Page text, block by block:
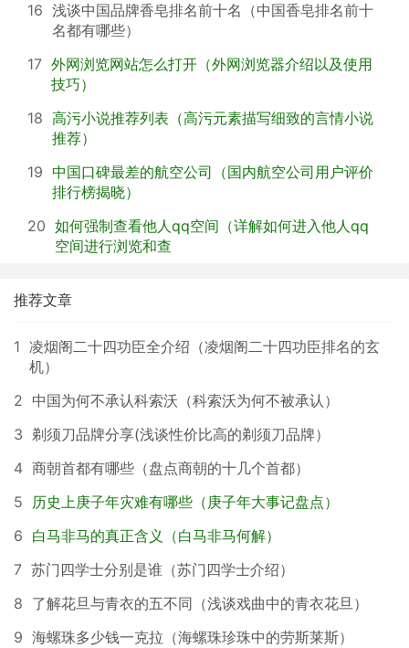
16 浅谈中国品牌香皂排名前十名（中国香皂排名前十
名都有哪些）
17 外网浏览网站怎么打开（外网浏览器介绍以及使用
技巧）
18 高污小说推荐列表（高污元素描写细致的言情小说
推荐）
19 中国口碑最差的航空公司（国内航空公司用户评价
排行榜揭晓）
20 如何强制查看他人qq空间（详解如何进入他人qq
空间进行浏览和查
推荐文章
1 凌烟阁二十四功臣全介绍（凌烟阁二十四功臣排名的玄
机）
2 中国为何不承认科索沃（科索沃为何不被承认）
3 剃须刀品牌分享(浅谈性价比高的剃须刀品牌）
4 商朝首都有哪些（盘点商朝的十几个首都）
5 历史上庚子年灾难有哪些（庚子年大事记盘点）
6 白马非马的真正含义（白马非马何解）
7 苏门四学士分别是谁（苏门四学士介绍）
8 了解花旦与青衣的五不同（浅谈戏曲中的青衣花旦）
9 海螺珠多少钱一克拉（海螺珠珍珠中的劳斯莱斯）